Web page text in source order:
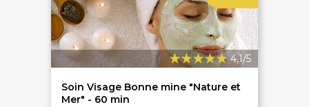
4,1/5
Soin Visage Bonne mine "Nature et
Mer" - 60 min